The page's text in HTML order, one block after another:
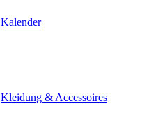
Kalender
Kleidung & Accessoires